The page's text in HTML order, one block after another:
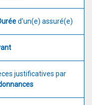
d'un(e) assuré(e)
justificatives par